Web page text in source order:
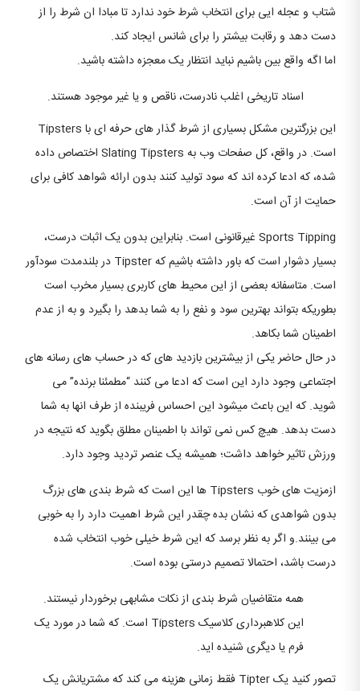
شتاب و عجله ایی برای انتخاب شرط خود ندارد تا مبادا ان شرط را از
دست دهد و رقابت بیشتر را برای شانس ایجاد کند.
اما اگه واقع بین باشیم نباید انتظار یک معجزه داشته باشید.
اسناد تاریخی اغلب نادرست، ناقص و یا غیر موجود هستند.
این بزرگترین مشکل بسیاری از شرط گذار های حرفه ای با Tipsters
است. در واقع، کل صفحات وب به Slating Tipsters اختصاص داده
شده، که ادعا کرده اند که سود تولید کنند بدون ارائه شواهد کافی برای
حمایت از آن است.
Sports Tipping غیرقانونی است. بنابراین بدون یک اثبات درست،
بسیار دشوار است که باور داشته باشیم که Tipster در بلندمدت سودآور
است. متاسفانه بعضی از این محیط های کاربری بسیار مخرب است
بطوریکه بتواند بهترین سود و نفع را به شما بدهد را بگیرد و به از عدم
اطمینان شما بکاهد.
در حال حاضر یکی از بیشترین بازدید های که در حساب های رسانه های
اجتماعی وجود دارد این است که ادعا می کنند “مطمئنا برنده” می
شوید. که این باعث میشود این احساس فریبنده از طرف انها به شما
دست بدهد. هیچ کس نمی تواند با اطمینان مطلق بگوید که نتیجه در
ورزش تاثیر خواهد داشت؛ همیشه یک عنصر تردید وجود دارد.
ازمزیت های خوب Tipsters ها این است که شرط بندی های بزرگ
بدون شواهدی که نشان بده چقدر این شرط اهمیت دارد را به خوبی
می بینند.و اگر به نظر برسد که این شرط خیلی خوب انتخاب شده
درست باشد، احتمالا تصمیم درستی بوده است.
همه متقاضیان شرط بندی از نکات مشابهی برخوردار نیستند.
این کلاهبرداری کلاسیک Tipsters است. که شما در مورد یک
فرم یا دیگری شنیده اید.
تصور کنید یک Tipter فقط زمانی هزینه می کند که مشتریانش یک